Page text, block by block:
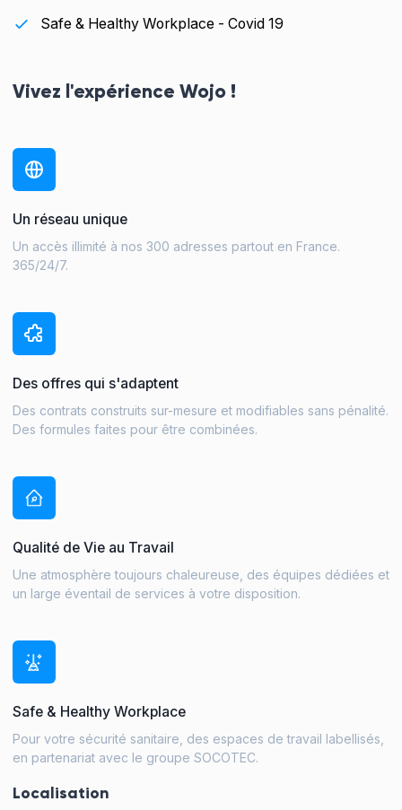
Safe & Healthy Workplace - Covid 19
Vivez l'expérience Wojo !
Un réseau unique
Un accès illimité à nos 300 adresses partout en France.
365/24/7.
Des offres qui s'adaptent
Des contrats construits sur-mesure et modifiables sans pénalité.
Des formules faites pour être combinées.
Qualité de Vie au Travail
Une atmosphère toujours chaleureuse, des équipes dédiées et
un large éventail de services à votre disposition.
Safe & Healthy Workplace
Pour votre sécurité sanitaire, des espaces de travail labellisés,
en partenariat avec le groupe SOCOTEC.
Localisation